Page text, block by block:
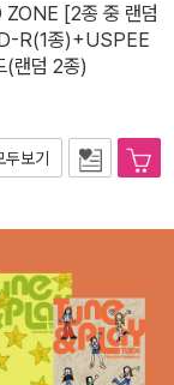
[2종 중 랜덤
R(1종)+USPEE
(랜덤 2종)
두보기